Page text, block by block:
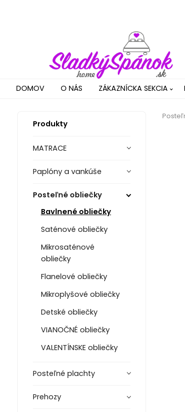
DOMOV O NÁS ZÁKAZNÍCKA SEKCIA
Produkty
MATRACE
Paplóny a vankúše
Posteľné obliečky
Bavlnené obliečky
Saténové obliečky
Mikrosaténové
obliečky
Flanelové obliečky
Mikroplyšové obliečky
Detské obliečky
VIANOČNÉ obliečky
VALENTÍNSKE obliečky
Posteľné plachty
Prehozy